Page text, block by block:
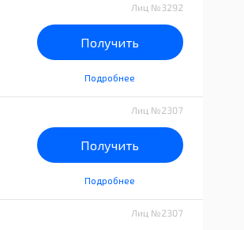
Лиц №3292
Получить
Подробнее
Лиц №2307
Получить
Подробнее
Лиц №2307